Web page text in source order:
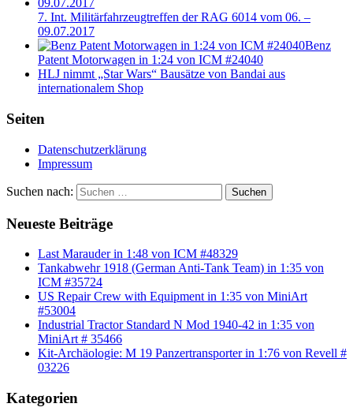
7. Int. Militärfahrzeugtreffen der RAG 6014 vom 06. –
09.07.2017
Benz
Patent Motorwagen in 1:24 von ICM #24040
HLJ nimmt „Star Wars“ Bausätze von Bandai aus
internationalem Shop
Seiten
Datenschutzerklärung
Impressum
Suchen nach: Suchen
Neueste Beiträge
Last Marauder in 1:48 von ICM #48329
Tankabwehr 1918 (German Anti-Tank Team) in 1:35 von
ICM #35724
US Repair Crew with Equipment in 1:35 von MiniArt
#53004
Industrial Tractor Standard N Mod 1940-42 in 1:35 von
MiniArt # 35466
Kit-Archäologie: M 19 Panzertransporter in 1:76 von Revell #
03226
Kategorien